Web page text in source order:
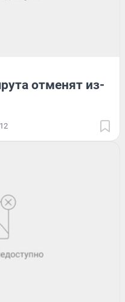
отменят из-
12